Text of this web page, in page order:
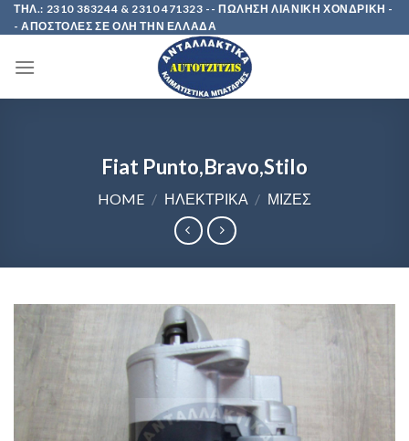
Skip
to
ΤΗΛ.: 2310 383244 & 2310 471323 -- ΠΩΛΗΣΗ ΛΙΑΝΙΚΗ ΧΟΝΔΡΙΚΗ -
- ΑΠΟΣΤΟΛΕΣ ΣΕ ΟΛΗ ΤΗΝ ΕΛΛΑΔΑ
Fiat Punto,Bravo,Stilo
HOME / ΗΛΕΚΤΡΙΚΑ / ΜΙΖΕΣ